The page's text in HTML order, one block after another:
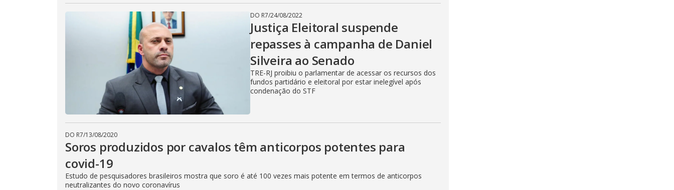
DO R7/24/08/2022
Justiça Eleitoral suspende
repasses à campanha de Daniel
Silveira ao Senado
TRE-RJ proibiu o parlamentar de acessar os recursos dos
fundos partidário e eleitoral por estar inelegível após
condenação do STF
DO R7/13/08/2020
Soros produzidos por cavalos têm anticorpos potentes para
covid-19
Estudo de pesquisadores brasileiros mostra que soro é até 100 vezes mais potente em termos de anticorpos
neutralizantes do novo coronavírus